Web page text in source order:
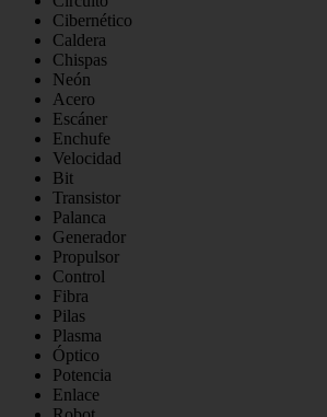
Cibernético
Caldera
Chispas
Neón
Acero
Escáner
Enchufe
Velocidad
Bit
Transistor
Palanca
Generador
Propulsor
Control
Fibra
Pilas
Plasma
Óptico
Potencia
Enlace